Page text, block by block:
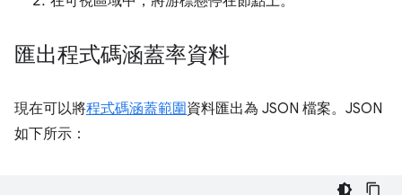
匯出程式碼涵蓋率資料
現在可以將程式碼涵蓋範圍資料匯出為 JSON 檔案。JSON
如下所示：